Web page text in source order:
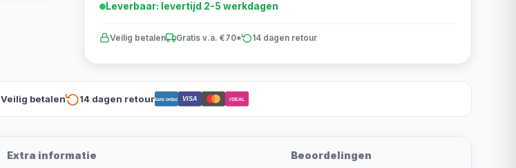
Leverbaar: levertijd 2-5 werkdagen
Veilig betalen Gratis v.a. €70* 14 dagen retour
Veilig betalen 14 dagen retourBancontact VISA iDEAL
Extra informatie Beoordelingen